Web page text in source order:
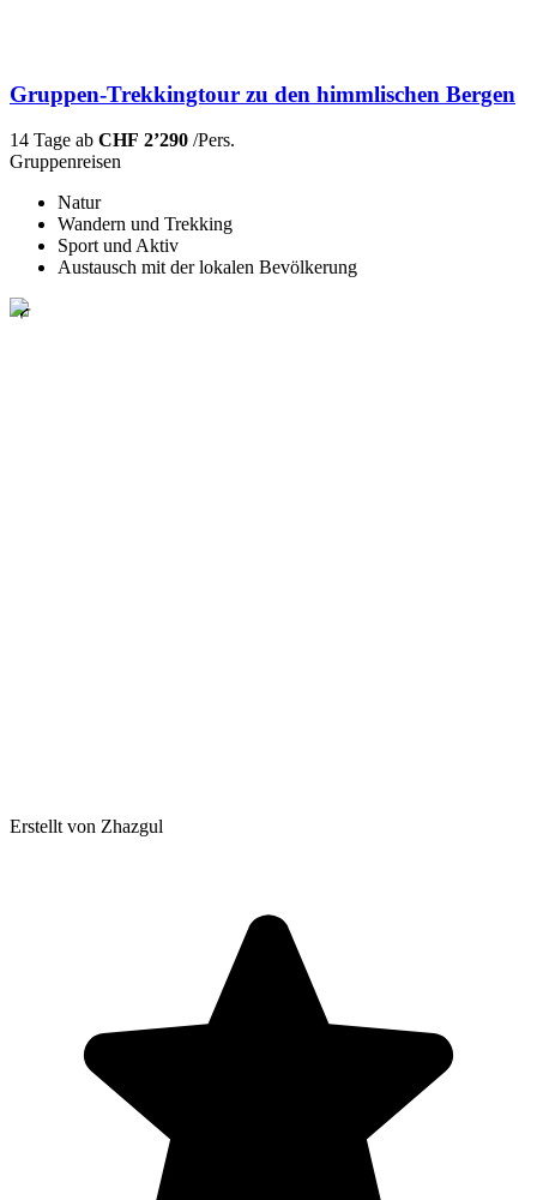
Gruppen-Trekkingtour zu den himmlischen Bergen
14 Tage ab CHF 2’290 /Pers.
Gruppenreisen
Natur
Wandern und Trekking
Sport und Aktiv
Austausch mit der lokalen Bevölkerung
Erstellt von Zhazgul